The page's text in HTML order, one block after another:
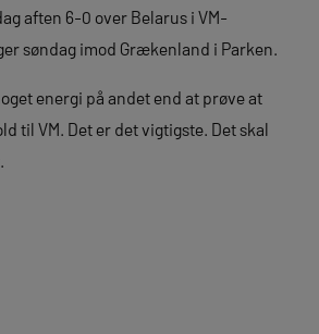
aften 6-0 over Belarus i VM-
søndag imod Grækenland i Parken.
energi på andet end at prøve at
til VM. Det er det vigtigste. Det skal